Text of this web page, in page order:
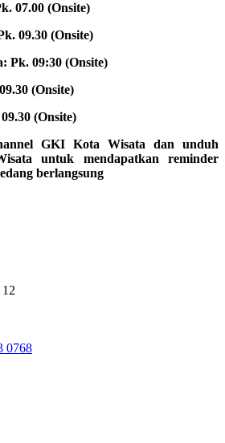
07.00 (Onsite)
09.30 (Onsite)
Pk. 09:30 (Onsite)
(Onsite)
(Onsite)
GKI Kota Wisata dan unduh
untuk mendapatkan reminder
berlangsung
0768